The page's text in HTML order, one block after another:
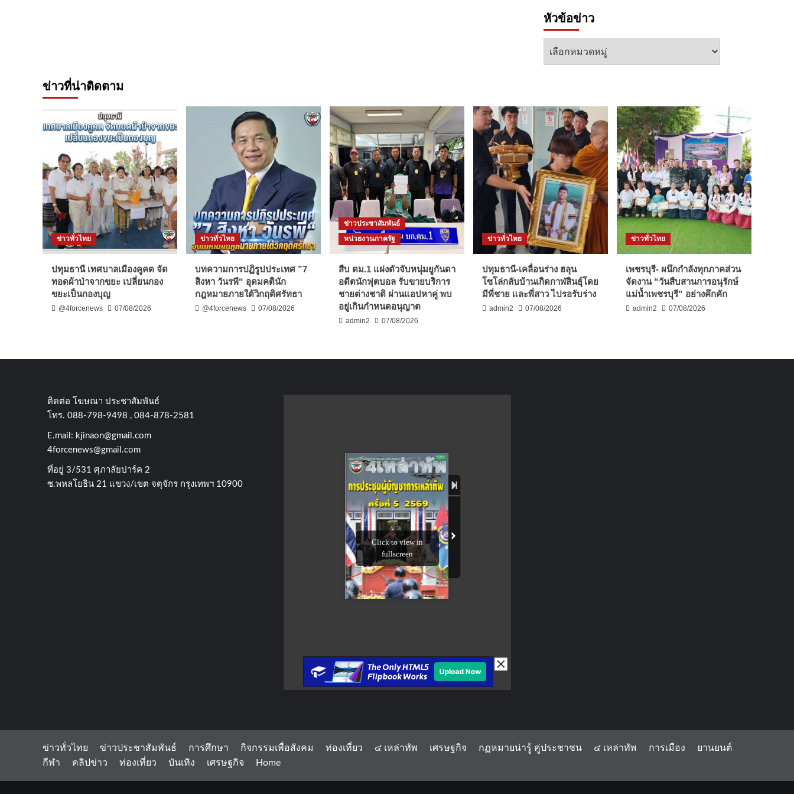
หัวข้อข่าว
หัวข้อ
ข่าวที่น่าติดตาม
ข่าวทั่วไทย
ปทุมธานี เทศบาลเมืองคูคต จัด
ทอดผ้าป่าจากขยะ เปลี่ยนกอง
ขยะเป็นกองบุญ
@4forcenews 07/08/2026
ข่าวทั่วไทย
บทความการปฏิรูปประเทศ ”7
สิงหา วันรพี“ อุดมคตินัก
กฎหมายภายใต้วิกฤติศรัทธา
@4forcenews 07/08/2026
ข่าวประชาสัมพันธ์
หน่วยงานภาครัฐ
สืบ ตม.1 แฝงตัวจับหนุ่มยูกันดา
อดีตนักฟุตบอล รับขายบริการ
ชายต่างชาติ ผ่านแอปหาคู่ พบ
อยู่เกินกำหนดอนุญาต
admin2 07/08/2026
ข่าวทั่วไทย
ปทุมธานี-เคลื่อนร่าง ฮลุน
โซโล่กลับบ้านเกิดกาฬสินธุ์โดย
มีพี่ชาย และพี่สาว ไปรอรับร่าง
admin2 07/08/2026
ข่าวทั่วไทย
เพชรบุรี- ผนึกกำลังทุกภาคส่วน
จัดงาน “วันสืบสานการอนุรักษ์
แม่น้ำเพชรบุรี” อย่างคึกคัก
admin2 07/08/2026
ติดต่อ​ โฆษณา​ ประชาสัมพันธ์
โทร​. 088-798-9498 , 084-878-2581
E.mail: kjinaon@gmail.com
4forcenews@gmail.com
ที่อยู่​ 3/531​ ศุภาลัยปาร์ค​ 2
ซ.พหลโยธิน​ 21​ แขวง/เขต​ จตุจักร​ กรุงเทพฯ 10900
ข่าวทั่วไทย ข่าวประชาสัมพันธ์ การศึกษา กิจกรรมเพื่อสังคม ท่องเที่ยว ๔ เหล่าทัพ เศรษฐกิจ กฏหมายน่ารู้ คู่ประชาชน ๔ เหล่าทัพ การเมือง
ยานยนต์
กีฬา
คลิปข่าว ท่องเที่ยว บันเทิง เศรษฐกิจ Home